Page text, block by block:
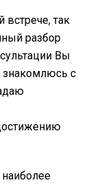
встрече, так
разбор
Вы
знакомлюсь с